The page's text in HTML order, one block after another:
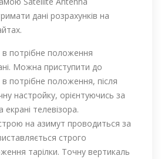
дані розрахунків на
потрібне положення
Можна приступити до
в потрібне положення, після
настройку, орієнтуючись за
екрані телевізора.
на азимут проводиться за
строго
тарілки. Точну вертикаль